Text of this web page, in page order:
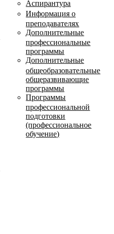
Аспирантура
Информация о
преподавателях
Дополнительные
профессиональные
программы
Дополнительные
общеобразовательные
общеразвивающие
программы
Программы
профессиональной
подготовки
(профессиональное
обучение)